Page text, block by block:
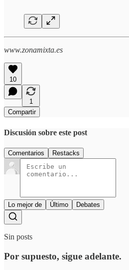
www.zonamixta.es
10
1
Compartir
Discusión sobre este post
Comentarios Restacks
Lo mejor de Último Debates
Sin posts
Por supuesto, sigue adelante.